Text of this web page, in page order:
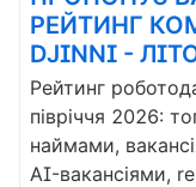
РЕЙТИНГ
DJINNI -
Рейтинг
півріччя 2026:
наймами,
AI-вакансіями,